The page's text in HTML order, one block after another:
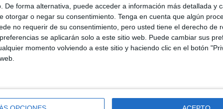
De forma alternativa, puede acceder a información más detallada y
otorgar o negar su consentimiento. Tenga en cuenta que algún
no requerir de su consentimiento, pero usted tiene el derecho de
se aplicarán solo a este sitio web. Puede cambiar sus
momento volviendo a este sitio y haciendo clic en el botón
RIVALES
VS Rangers FC
COMPETICIONES
RANKING POR COMPETICIONES
Scottish Premiership
16 (84,21%)